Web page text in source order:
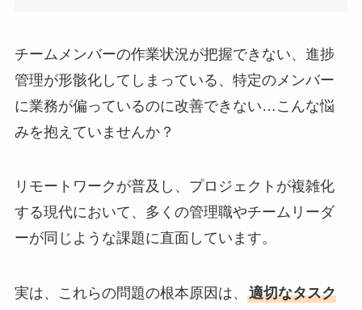
チームメンバーの作業状況が把握できない、進捗
管理が形骸化してしまっている、特定のメンバー
に業務が偏っているのに改善できない…こんな悩
みを抱えていませんか？
リモートワークが普及し、プロジェクトが複雑化
する現代において、多くの管理職やチームリーダ
ーが同じような課題に直面しています。
実は、これらの問題の根本原因は、 適切なタスク